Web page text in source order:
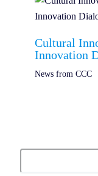
Cultural
Innovation
News from CCC